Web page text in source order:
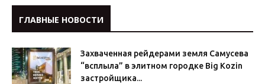
ГЛАВНЫЕ НОВОСТИ
Захваченная рейдерами земля Самусева
“всплыла” в элитном городке Big Kozin
застройщика...